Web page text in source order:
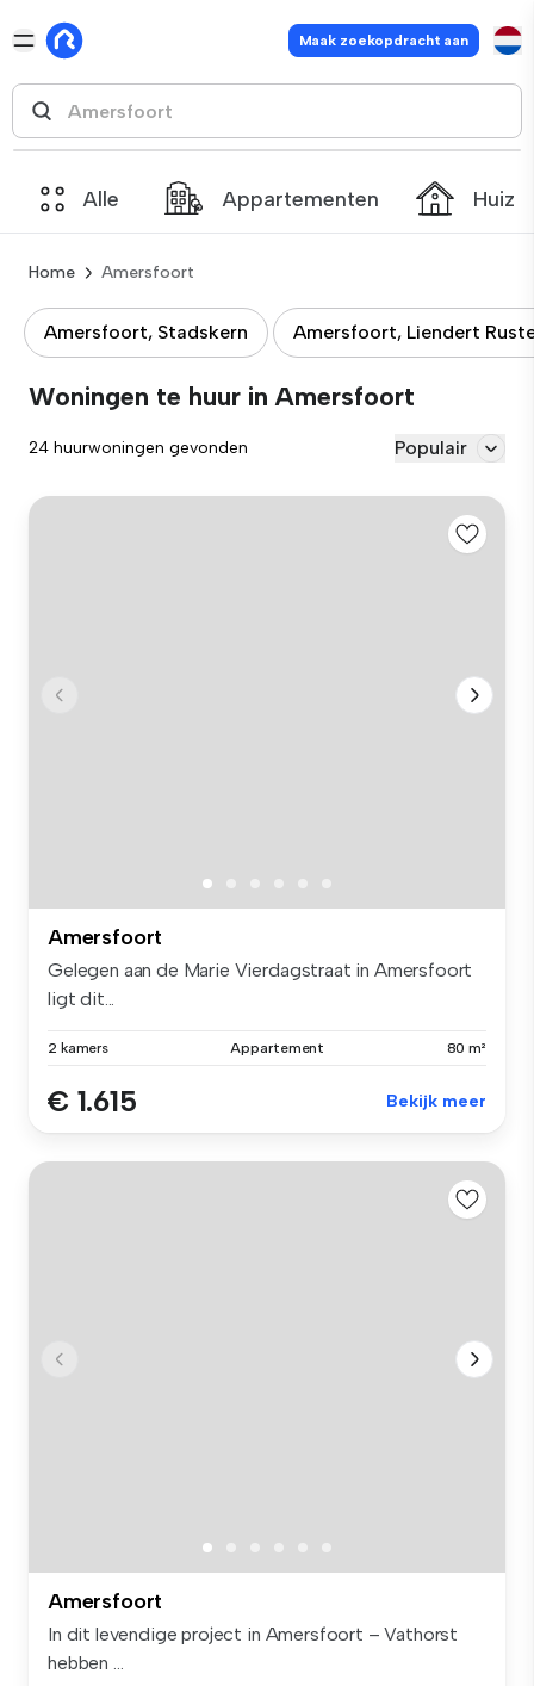
Maak zoekopdracht aan
Alle Appartementen
Home Amersfoort
Amersfoort, Stadskern Amersfoort, Liendert
Woningen te huur in Amersfoort
24 huurwoningen gevonden Populair
Amersfoort
Gelegen aan de Marie Vierdagstraat in Amersfoort
ligt dit...
2 kamers Appartement 80 m²
€ 1.615 Bekijk meer
Amersfoort
In dit levendige project in Amersfoort – Vathorst
hebben ...